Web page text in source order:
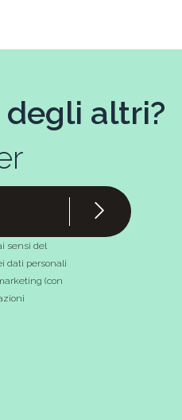
altri?
sensi del
dati personali
(con